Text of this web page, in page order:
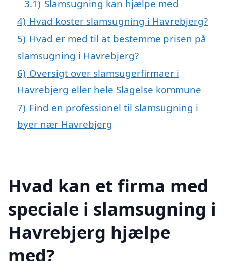
3.1) Slamsugning kan hjælpe med
4) Hvad koster slamsugning i Havrebjerg?
5) Hvad er med til at bestemme prisen på
slamsugning i Havrebjerg?
6) Oversigt over slamsugerfirmaer i
Havrebjerg eller hele Slagelse kommune
7) Find en professionel til slamsugning i
byer nær Havrebjerg
Hvad kan et firma med
speciale i slamsugning i
Havrebjerg hjælpe
med?